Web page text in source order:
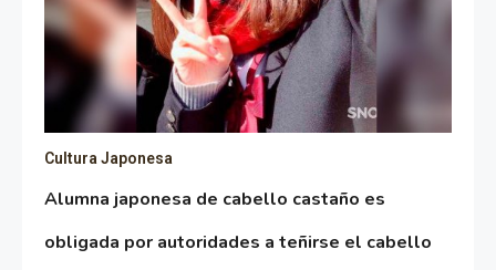
Cultura Japonesa
Alumna japonesa de cabello castaño es
obligada por autoridades a teñirse el cabello